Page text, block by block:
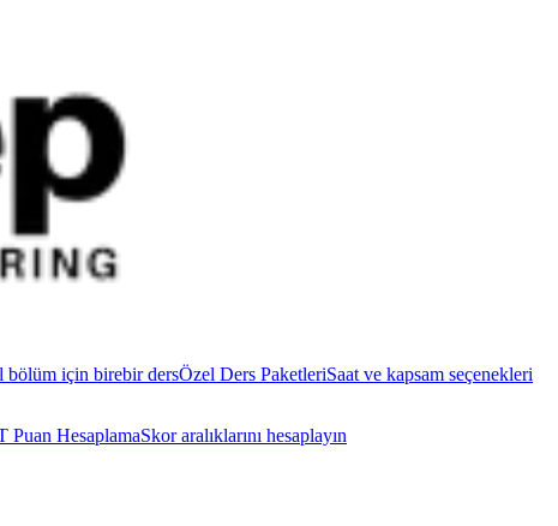
bölüm için birebir dersÖzel Ders PaketleriSaat ve kapsam seçenekleri
Puan HesaplamaSkor aralıklarını hesaplayın